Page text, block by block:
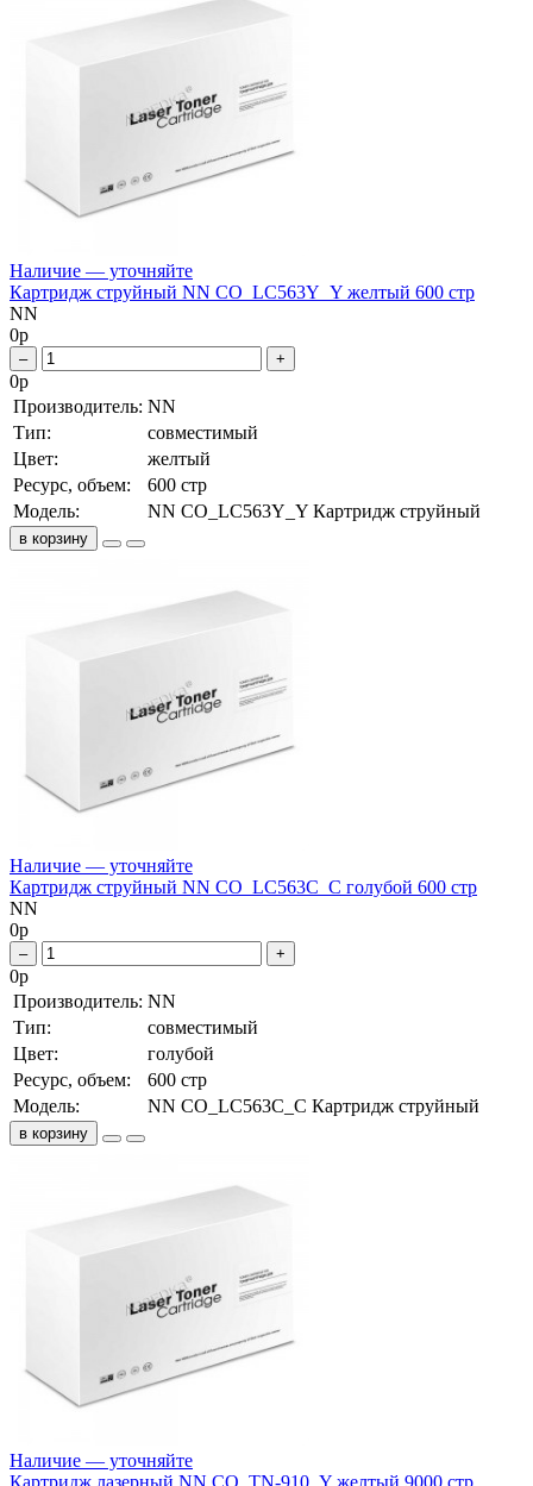
Наличие — уточняйте
Картридж струйный NN CO_LC563Y_Y желтый 600 стр
NN
0р
– +
0р
Производитель: NN
Тип:
совместимый
Цвет:
желтый
Ресурс, объем:
600 стр
Модель:
NN CO_LC563Y_Y Картридж струйный
в корзину
Наличие — уточняйте
Картридж струйный NN CO_LC563C_C голубой 600 стр
NN
0р
– +
0р
Производитель: NN
Тип:
совместимый
Цвет:
голубой
Ресурс, объем:
600 стр
Модель:
NN CO_LC563C_C Картридж струйный
в корзину
Наличие — уточняйте
Картридж лазерный NN CO_TN-910_Y желтый 9000 стр